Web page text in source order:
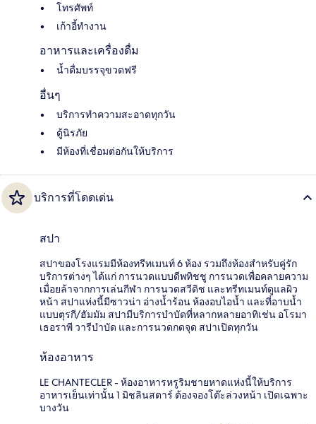
โทรศัพท์
เก้าอี้ทำงาน
อาหารและเครื่องดื่ม
น้ำดื่มบรรจุขวดฟรี
อื่นๆ
บริการทำความสะอาดทุกวัน
ตู้นิรภัย
มีห้องที่เชื่อมต่อกันให้บริการ
บริการที่โดดเด่น
สปา
สปาของโรงแรมมีห้องทรีทเมนท์ 6 ห้อง รวมถึงห้องสำหรับคู่รัก
บริการต่างๆ ได้แก่ การนวดแบบดีพทิชชู การนวดเพื่อคลายความ
เมื่อยล้าจากการเล่นกีฬา การนวดสวีดิช และทรีทเมนท์ดูแลผิว
หน้า สปาแห่งนี้มีซาวน่า อ่างน้ำร้อน ห้องอบไอน้ำ และที่อาบน้ำ
แบบตุรกี/ฮัมมัม สปามีบริการบำบัดที่หลากหลายอาทิเช่น อโรมา
เธอราพี วารีบำบัด และการนวดกดจุด สปาเปิดทุกวัน
ห้องอาหาร
LE CHANTECLER - ห้องอาหารหรูริมชายหาดแห่งนี้ให้บริการ
อาหารเย็นเท่านั้น 1 มิชลินสตาร์ ต้องจองโต๊ะล่วงหน้า เปิดเฉพาะ
บางวัน